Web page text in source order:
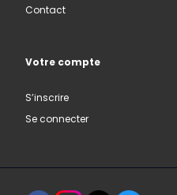
Contact
Votre compte
S’inscrire
Se connecter